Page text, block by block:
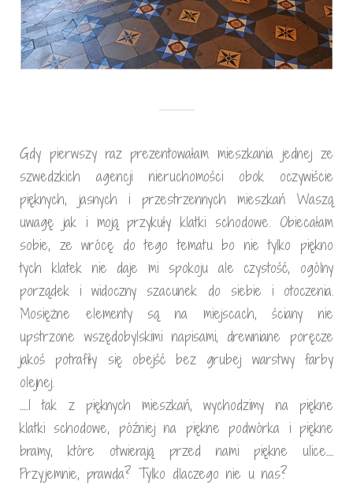
Gdy pierwszy raz prezentowałam mieszkania jednej ze
szwedzkich agencji nieruchomości obok oczywiście
pięknych, jasnych i przestrzennych mieszkań Waszą
uwagę jak i moją przykuły klatki schodowe. Obiecałam
sobie, ze wrócę do tego tematu bo nie tylko piękno
tych klatek nie daje mi spokoju ale czystość, ogólny
porządek i widoczny szacunek do siebie i otoczenia.
Mosiężne elementy są na miejscach, ściany nie
upstrzone wszędobylskimi napisami, drewniane poręcze
jakoś potrafiły się obejść bez grubej warstwy farby
olejnej.
…..I tak z pięknych mieszkań, wychodzimy na piękne
klatki schodowe, później na piękne podwórka i piękne
bramy, które otwierają przed nami piękne ulice….
Przyjemnie, prawda? Tylko dlaczego nie u nas?